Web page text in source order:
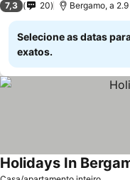
7,3 20 Bergamo, a
Selecione as datas
exatos.
Holidays In